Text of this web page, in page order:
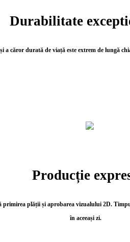
Durabilitate
a căror durată de viață este extrem de lungă
Producție
plății și aprobarea vizualului 2D.
în aceeași zi.